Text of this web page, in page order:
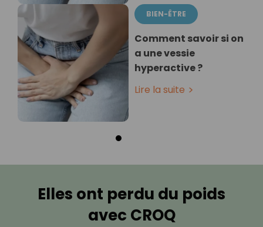
BIEN-ÊTRE
Comment savoir si on
a une vessie
hyperactive ?
Lire la suite
Elles ont perdu du poids
avec CROQ